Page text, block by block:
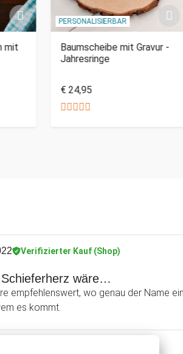
mit
PERSONALISIERBAR
Baumscheibe mit Gravur -
Jahresringe
€ 24,95
Verifizierter Kauf (Shop)
wäre…
empfehlenswert, wo genau der Name
es kommt.